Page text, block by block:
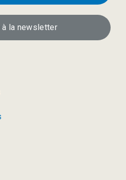
à la newsletter